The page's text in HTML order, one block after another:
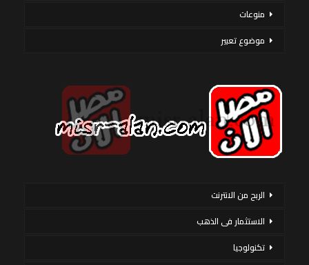
منوعات
موضوع تعبير
الربح من الانترنت
الاستثمار فى الذهب
تكنولوجيا